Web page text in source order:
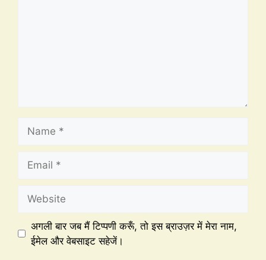
अगली बार जब मैं टिप्पणी करूँ, तो इस ब्राउज़र में मेरा नाम,
ईमेल और वेबसाइट सहेजें।